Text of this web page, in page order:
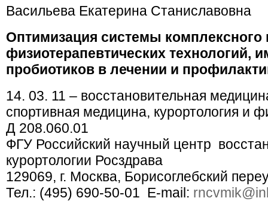
Васильева Екатерина Станиславовна
Оптимизация системы комплексного
физиотерапевтических технологий,
пробиотиков в лечении и
14. 03. 11 – восстановительная
спортивная медицина, курортология и
Д 208.060.01
ФГУ Российский научный центр
курортологии Росздрава
129069, г. Москва, Борисоглебский
Тел.: (495) 690-50-01 E-mail: